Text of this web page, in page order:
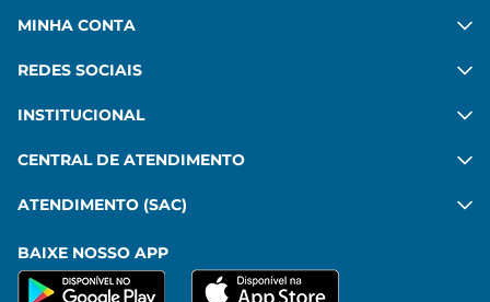
MINHA CONTA
REDES SOCIAIS
INSTITUCIONAL
CENTRAL DE ATENDIMENTO
ATENDIMENTO (SAC)
BAIXE NOSSO APP